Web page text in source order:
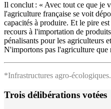
Il conclut : « Avec tout ce que je
l'agriculture française se voit
capacités à produire. Et le pire
recours à l'importation de
pénalisants pour les agriculteurs
N'importons pas l'agriculture que
*Infrastructures agro-écologiques.
Trois délibérations votées